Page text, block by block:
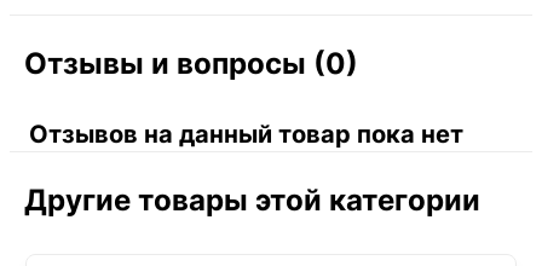
Отзывы и вопросы (0)
Отзывов на данный товар пока нет
Другие товары этой категории